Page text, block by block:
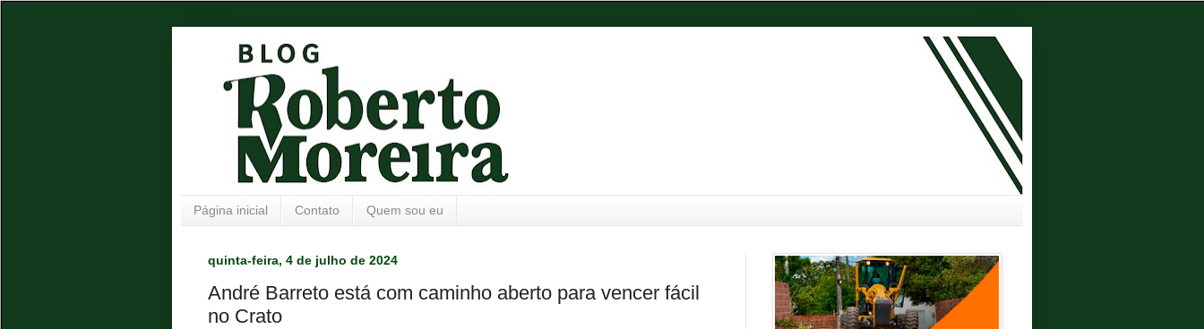
Página inicial Contato Quem sou eu
quinta-feira, 4 de julho de 2024
André Barreto está com caminho aberto para vencer fácil
no Crato